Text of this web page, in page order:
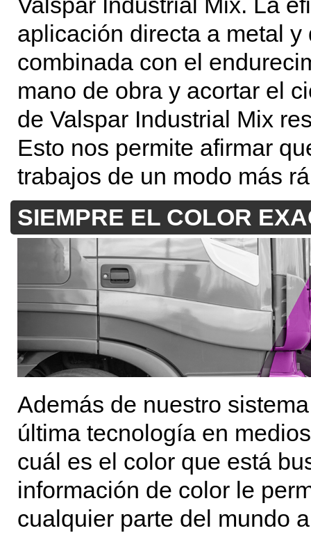
aplicación directa a metal
combinada con el
mano de obra y acortar el
de Valspar Industrial Mix
Esto nos permite afirmar
trabajos de un modo más
SIEMPRE EL COLOR
Además de nuestro
última tecnología en
cuál es el color que está
información de color le
cualquier parte del mundo